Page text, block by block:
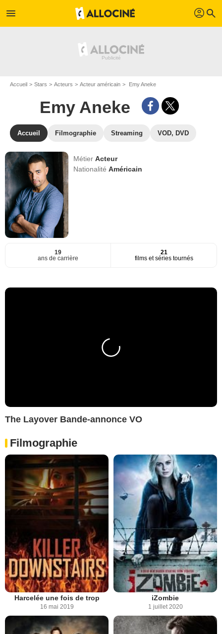
menu profil search
Accueil Stars Acteurs Acteur américain Emy Aneke
Emy Aneke
Accueil Filmographie Streaming VOD, DVD
MétierActeur
NationalitéAméricain
19
ans de carrière
21
films et séries tournés
The Layover Bande-annonce VO
Filmographie
Harcelée une fois de trop
16 mai 2019
iZombie
1 juillet 2020